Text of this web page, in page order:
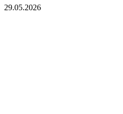
29.05.2026